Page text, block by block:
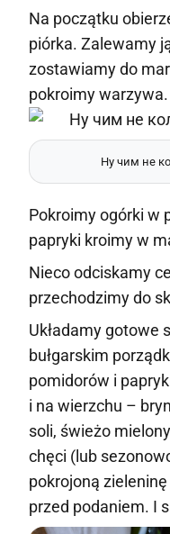
Na początku
piórka. Zalewamy
zostawiamy do
pokroimy warzywa.
Ну чим не
Pokroimy ogórki w
papryki kroimy w
Nieco odciskamy
przechodzimy do
Układamy gotowe
bułgarskim
pomidorów i
i na wierzchu –
soli, świeżo
chęci (lub
pokrojoną
przed podaniem. I